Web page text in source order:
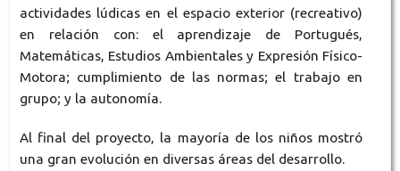
actividades lúdicas en el espacio exterior (recreativo)
en relación con: el aprendizaje de Portugués,
Matemáticas, Estudios Ambientales y Expresión Físico-
Motora; cumplimiento de las normas; el trabajo en
grupo; y la autonomía.
Al final del proyecto, la mayoría de los niños mostró
una gran evolución en diversas áreas del desarrollo.